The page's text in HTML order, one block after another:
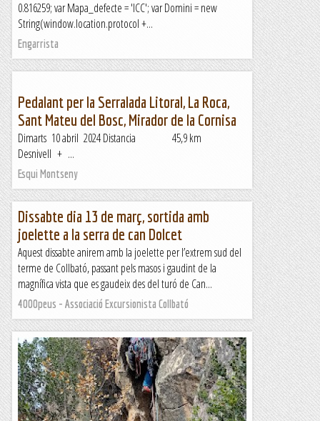
0.816259; var Mapa_defecte = 'ICC'; var Domini = new
String(window.location.protocol +...
Engarrista
Pedalant per la Serralada Litoral, La Roca,
Sant Mateu del Bosc, Mirador de la Cornisa
Dimarts 10 abril 2024 Distancia 45,9 km
Desnivell + ...
Esqui Montseny
Dissabte dia 13 de març, sortida amb
joelette a la serra de can Dolcet
Aquest dissabte anirem amb la joelette per l’extrem sud del
terme de Collbató, passant pels masos i gaudint de la
magnífica vista que es gaudeix des del turó de Can...
4000peus - Associació Excursionista Collbató